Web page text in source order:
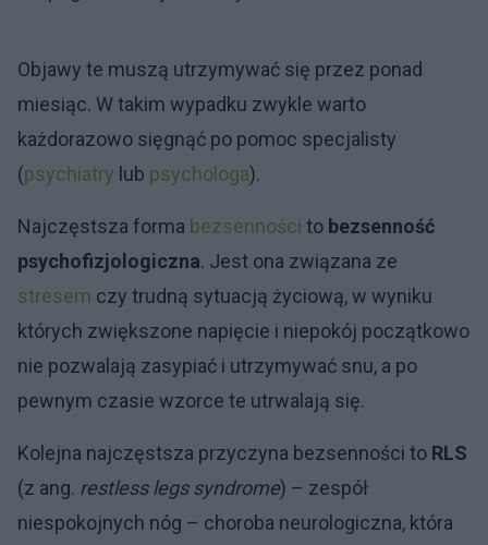
Objawy te muszą utrzymywać się przez ponad
miesiąc. W takim wypadku zwykle warto
każdorazowo sięgnąć po pomoc specjalisty
(psychiatry lub psychologa).
Najczęstsza forma bezsenności to bezsenność
psychofizjologiczna. Jest ona związana ze
stresem czy trudną sytuacją życiową, w wyniku
których zwiększone napięcie i niepokój początkowo
nie pozwalają zasypiać i utrzymywać snu, a po
pewnym czasie wzorce te utrwalają się.
Kolejna najczęstsza przyczyna bezsenności to RLS
(z ang. restless legs syndrome) – zespół
niespokojnych nóg – choroba neurologiczna, która